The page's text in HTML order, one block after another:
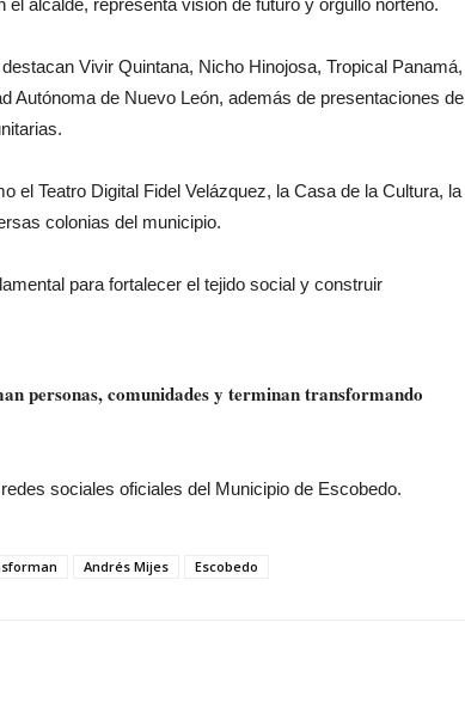
alcalde, representa visión de futuro y orgullo norteño.
Vivir Quintana, Nicho Hinojosa, Tropical Panamá,
Autónoma de Nuevo León, además de presentaciones de
el Teatro Digital Fidel Velázquez, la Casa de la Cultura, la
colonias del municipio.
para fortalecer el tejido social y construir
personas, comunidades y terminan transformando
sociales oficiales del Municipio de Escobedo.
Andrés Mijes Escobedo